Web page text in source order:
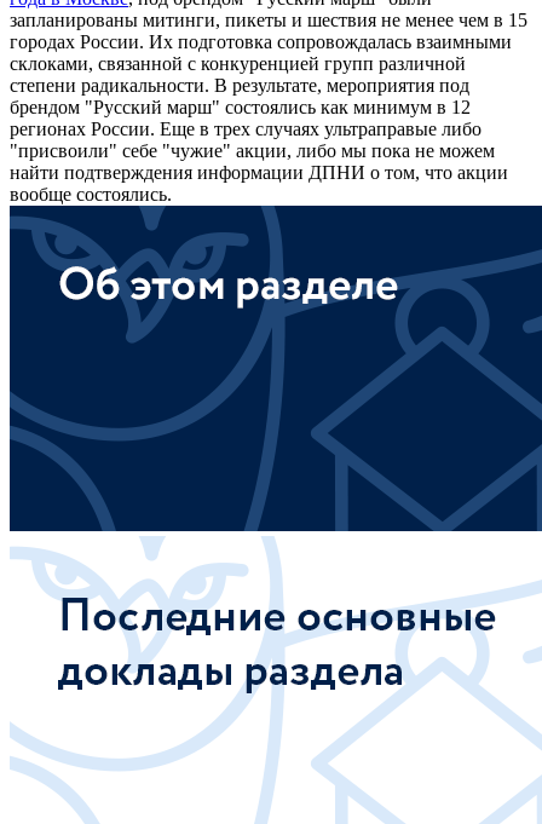
запланированы митинги, пикеты и шествия не менее чем в 15
городах России. Их подготовка сопровождалась взаимными
склоками, связанной с конкуренцией групп различной
степени радикальности. В результате, мероприятия под
брендом "Русский марш" состоялись как минимум в 12
регионах России. Еще в трех случаях ультраправые либо
"присвоили" себе "чужие" акции, либо мы пока не можем
найти подтверждения информации ДПНИ о том, что акции
вообще состоялись.